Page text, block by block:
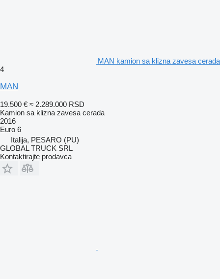
MAN kamion sa klizna zavesa cerada
4
MAN
19.500 € ≈ 2.289.000 RSD
Kamion sa klizna zavesa cerada
2016
Euro 6
Italija, PESARO (PU)
GLOBAL TRUCK SRL
Kontaktirajte prodavca